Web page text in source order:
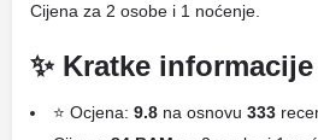
Cijena za 2 osobe i 1 noćenje.
✨ Kratke informacije
⭐ Ocjena: 9.8 na osnovu 333